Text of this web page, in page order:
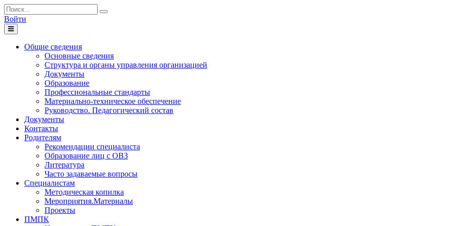
Войти
Toggle
navigation
Общие сведения
Основные сведения
Структура и органы управления организацией
Документы
Образование
Профессиональные стандарты
Материально-техническое обеспечение
Руководство. Педагогический состав
Документы
Контакты
Родителям
Рекомендации специалиста
Образование лиц с ОВЗ
Литература
Часто задаваемые вопросы
Специалистам
Методическая копилка
Мероприятия.Материалы
Проекты
ПМПК